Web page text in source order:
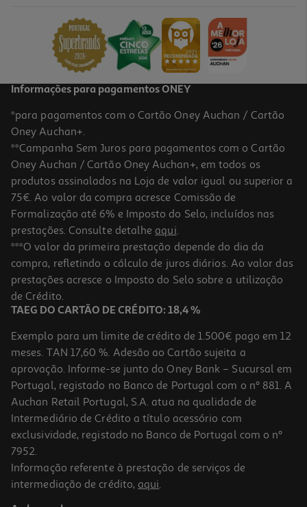
Lapiseira Metal Versátil Koh-I-Noor Amarela
5.99 €/un
5,99 €
Pastel Seco Mungyo Cores Sortidas 12 Unidades
Informações para pagamentos ONEY
*para pagamentos com o Cartão Oney Auchan / Cartão
Oney Auchan+.
**Campanha Sem Juros para pagamentos com o Cartão
Oney Auchan / Cartão Oney Auchan+, em todos os
produtos assinalados na Loja de valor igual ou superior a
75€. Ao valor da compra acresce Comissão de
Formalização até 6% e Imposto do Selo, incluídos nas
prestações. Consulte detalhe aqui.
***O valor da primeira prestação depende do dia da
compra, refletindo o cálculo de juros diários. Ao valor das
prestações acresce o Imposto do Selo sobre a utilização
de Crédito.
TAEG DO CARTÃO DE CRÉDITO: 18,4 %
Exemplo para um limite de crédito de 1.500€ pago em 12
meses. TAN 17,60 %. Adesão ao Cartão sujeita a
aprovação. Informe-se junto do Oney Bank – Sucursal em
Portugal, registado no Banco de Portugal com o nº 881. A
Auchan Retail Portugal, S.A. atua na qualidade de
Intermediário de Crédito a título acessório com
exclusividade, registado no Banco de Portugal com o nº
7952.
Informação referente à prestação de serviços de
intermediação de crédito, aqui.